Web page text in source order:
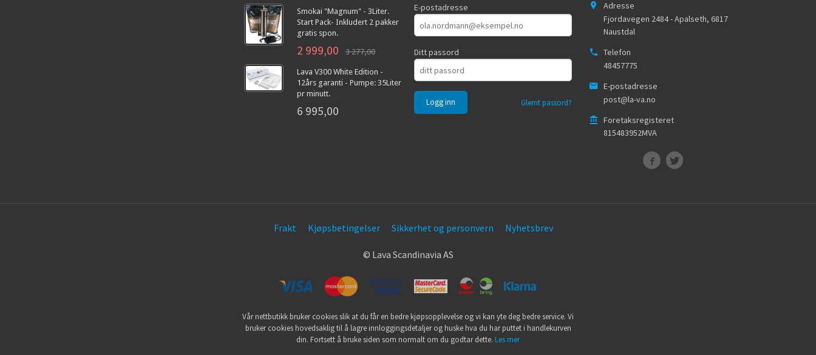
Smokai "Magnum" - 3Liter.
Start Pack- Inkludert 2 pakker
gratis spon.
2 999,00 3 277,00
Lava V300 White Edition -
12års garanti - Pumpe: 35Liter
pr minutt.
6 995,00
E-postadresse
Ditt passord
Glemt passord?
Adresse
Fjordavegen 2484 - Apalseth, 6817
Naustdal
Telefon
48457775
E-postadresse
post@la-va.no
Foretaksregisteret
815483952MVA
Frakt Kjøpsbetingelser Sikkerhet og personvern Nyhetsbrev
© Lava Scandinavia AS
Vår nettbutikk bruker cookies slik at du får en bedre kjøpsopplevelse og vi kan yte deg bedre service. Vi
bruker cookies hovedsaklig til å lagre innloggingsdetaljer og huske hva du har puttet i handlekurven
din. Fortsett å bruke siden som normalt om du godtar dette. Les mer